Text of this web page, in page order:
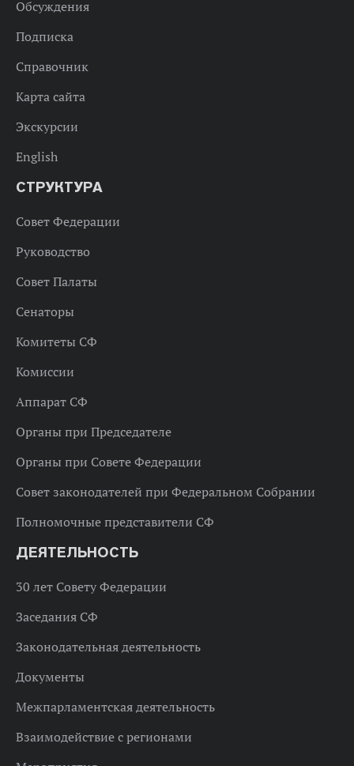
Обсуждения
Подписка
Справочник
Карта сайта
Экскурсии
English
СТРУКТУРА
Совет Федерации
Руководство
Совет Палаты
Сенаторы
Комитеты СФ
Комиссии
Аппарат СФ
Органы при Председателе
Органы при Совете Федерации
Совет законодателей при Федеральном Собрании
Полномочные представители СФ
ДЕЯТЕЛЬНОСТЬ
30 лет Совету Федерации
Заседания СФ
Законодательная деятельность
Документы
Межпарламентская деятельность
Взаимодействие с регионами